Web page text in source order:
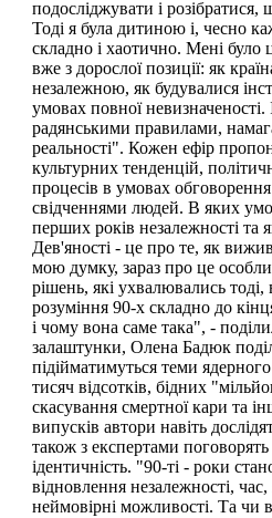
подосліджувати і розібратися,
Тоді я була дитиною і, чесно
складно і хаотично. Мені було
вже з дорослої позиції: як
незалежною, як будувалися
умовах повної
радянськими правилами,
реальності". Кожен ефір
культурних тенденцій,
процесів в умовах
свідченнями людей. В яких
перших років незалежності
Дев'яності - це про те, як
мою думку, зараз про це
рішень, які ухвалювались тоді,
розуміння 90-х складно до
і чому вона саме така", -
залаштунки, Олена Бадюк
підійматимуться теми
тисяч відсотків, бідних
скасування смертної кари та
випусків автори навіть
також з експертами
ідентичність. "90-ті - роки
відновлення незалежності,
неймовірні можливості. Та чи